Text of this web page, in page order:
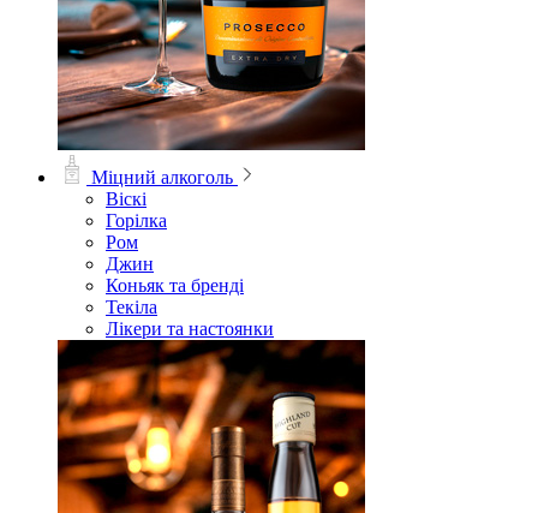
Міцний алкоголь
Віскі
Горілка
Ром
Джин
Коньяк та бренді
Текіла
Лікери та настоянки